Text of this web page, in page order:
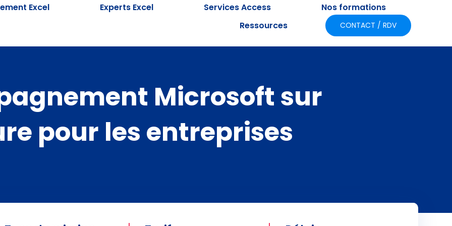
Excel Experts Excel Services Access
Nos formations
Ressources
CONTACT / RDV
Microsoft sur
pour les entreprises